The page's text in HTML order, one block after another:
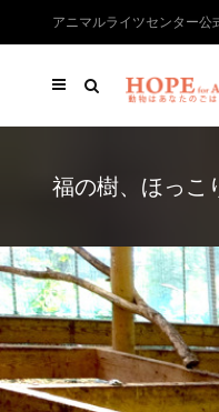
アニマルライツセンター公
福の樹、ほっこ